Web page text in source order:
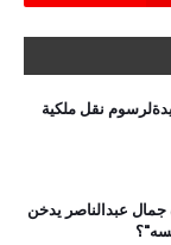
نقل ملكية
عبدالناصر يدخن